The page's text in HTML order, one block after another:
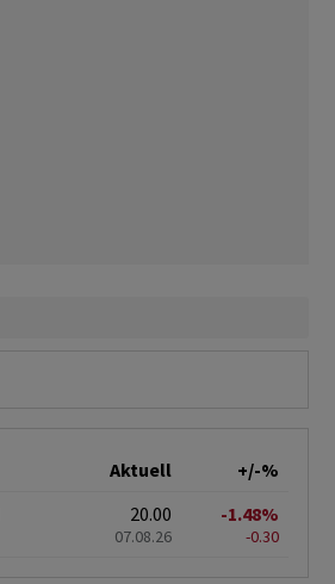
Aktuell
+/-%
20.00
07.08.26
-1.48%
-0.30